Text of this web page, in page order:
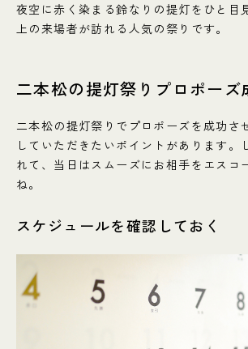
夜空に赤く染まる鈴なりの提灯をひと目
上の来場者が訪れる人気の祭りです。
二本松の提灯祭りプロポーズ
二本松の提灯祭りでプロポーズを成功さ
していただきたいポイントがあります。
れて、当日はスムーズにお相手をエスコ
ね。
スケジュールを確認しておく